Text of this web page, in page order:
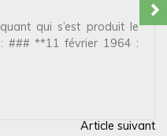
qui s’est produit le
### **11 février 1964 :
Article suivant